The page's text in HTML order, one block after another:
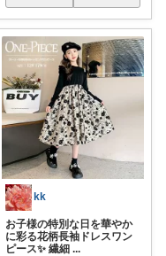
kk
お子様の特別な日を華やか
に彩る花柄長袖ドレスワン
ピース✨ 繊細 ...